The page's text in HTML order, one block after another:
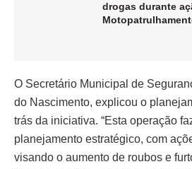
drogas durante
O Secretário Municipal de
do Nascimento, explicou o
trás da iniciativa. “Esta operação
planejamento estratégico, com
visando o aumento de roubos e